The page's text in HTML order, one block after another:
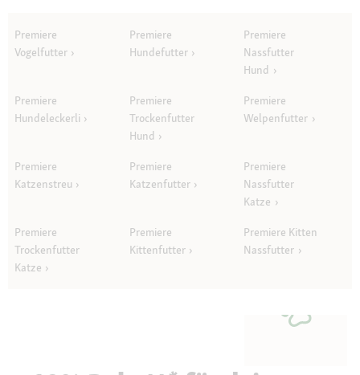
Premiere
Vogelfutter
Premiere
Hundefutter
Premiere
Nassfutter
Hund
Premiere
Hundeleckerli
Premiere
Trockenfutter
Hund
Premiere
Welpenfutter
Premiere
Katzenstreu
Premiere
Katzenfutter
Premiere
Nassfutter
Katze
Premiere
Trockenfutter
Katze
Premiere
Kittenfutter
Premiere Kitten
Nassfutter